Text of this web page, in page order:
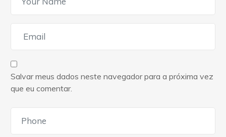
Salvar meus dados neste navegador para a próxima vez
que eu comentar.